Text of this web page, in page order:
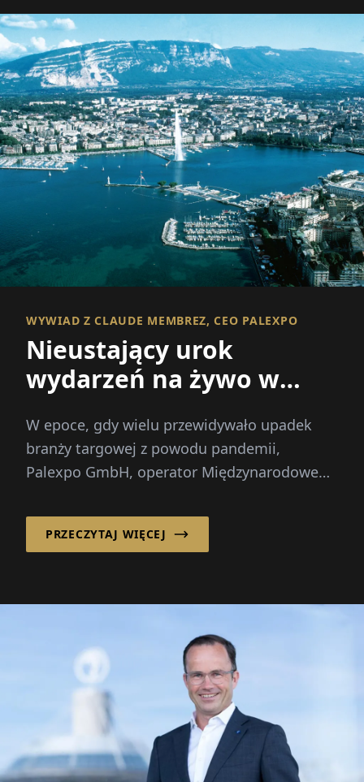
WYWIAD Z CLAUDE MEMBREZ, CEO PALEXPO
Nieustający urok
wydarzeń na żywo w
W epoce, gdy wielu przewidywało upadek
branży targowej z powodu pandemii,
Palexpo GmbH, operator Międzynarodowego
PRZECZYTAJ WIĘCEJ